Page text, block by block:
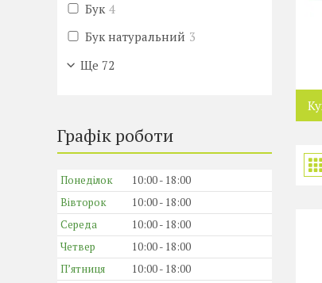
Бук 4
Бук натуральний 3
Ще 72
Графік роботи
Понеділок 10:00
18:00
Вівторок
10:00
18:00
Середа
10:00
18:00
Четвер
10:00
18:00
Пʼятниця
10:00
18:00